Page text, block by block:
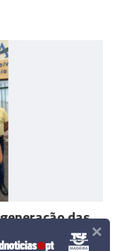
das×